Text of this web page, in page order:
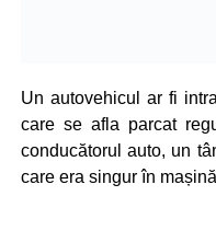
Un autovehicul ar fi
care se afla parcat
conducătorul auto, un
care era singur în